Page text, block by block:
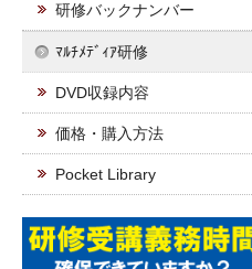
研修バックナンバー
ﾏﾙﾁﾒﾃﾞｨｱ研修
DVD収録内容
価格・購入方法
Pocket Library